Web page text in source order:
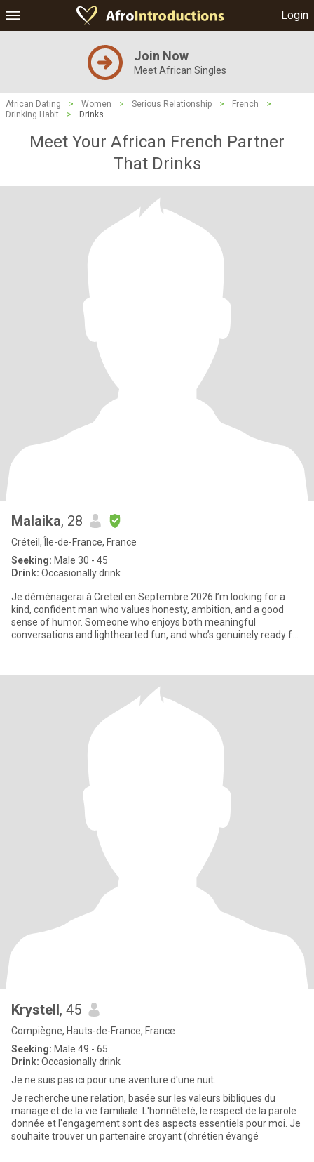
Login
Join Now
Meet African Singles
African Dating > Women > Serious Relationship > French
>
Drinking Habit
> Drinks
Meet Your African French Partner
That Drinks
Malaika, 28
Créteil, Île-de-France, France
Seeking: Male 30 - 45
Drink: Occasionally drink
Je déménagerai à Creteil en Septembre 2026 I’m looking for a
kind, confident man who values honesty, ambition, and a good
sense of humor. Someone who enjoys both meaningful
conversations and lighthearted fun, and who’s genuinely ready for
Krystell, 45
Compiègne, Hauts-de-France, France
Seeking: Male 49 - 65
Drink: Occasionally drink
Je ne suis pas ici pour une aventure d'une nuit.
Je recherche une relation, basée sur les valeurs bibliques du
mariage et de la vie familiale. L'honnêteté, le respect de la parole
donnée et l'engagement sont des aspects essentiels pour moi. Je
souhaite trouver un partenaire croyant (chrétien évangé